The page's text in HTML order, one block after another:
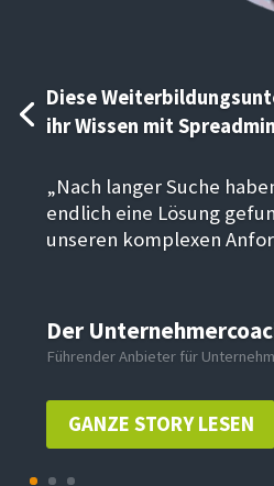
Diese
ihr Wissen mit
„Nach langer Suche
endlich eine Lösung
unseren komplexen
Der
Führender Anbieter für
GANZE STORY LESEN